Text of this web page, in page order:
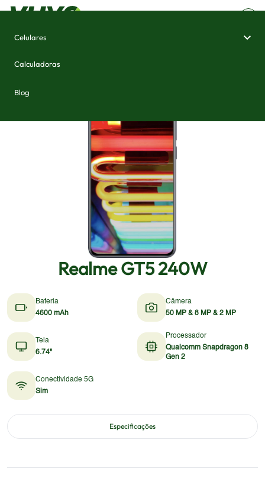
Celulares
Calculadoras
Blog
Realme GT5 240W
Bateria
4600 mAh
Câmera
50 MP & 8 MP & 2 MP
Tela
6.74"
Processador
Qualcomm Snapdragon 8
Gen 2
Conectividade 5G
Sim
Especificações